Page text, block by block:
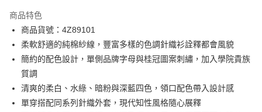
合作金庫商業銀行
華南商業銀行
上海商業儲蓄銀行
台北富邦商業銀行
國泰世華商業銀行
兆豐國際商業銀行
臺灣中小企業銀行
匯豐（台灣）商業銀行
華泰商業銀行
聯邦商業銀行
遠東國際商業銀行
元大商業銀行
永豐商業銀行
LINE Pay
Apple Pay
街口支付
AFTEE先享後付
相關說明
商品特色
商品貨號：4Z89101
柔軟舒適的純棉紗線，豐富多樣的色調針織衫詮釋都會風貌
簡約的配色設計，單側品牌字母與桂冠圖案刺繡，加入學院貴族
質調
清爽的柔白、水綠、暗粉與深藍四色，領口配色帶入設計感
單穿搭配同系列針織外套，現代知性風格隨心展釋